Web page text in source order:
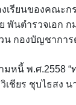
เรียนของคณะก
พันตำรวจเอก
น กองบัญชาการ
หนี้ พ.ศ.2558 “
เชียร ชุบไธสง